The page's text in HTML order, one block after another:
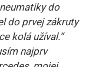
do
do prvej zákruty
kolá užíval.“
najprv